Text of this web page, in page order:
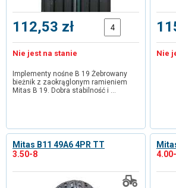
112,53 zł
Nie jest na stanie
Implementy nośne B 19 Żebrowany
bieżnik z zaokrąglonym ramieniem
Mitas B 19. Dobra stabilność i …
Nie
Mitas B11 49A6 4PR TT
3.50-8